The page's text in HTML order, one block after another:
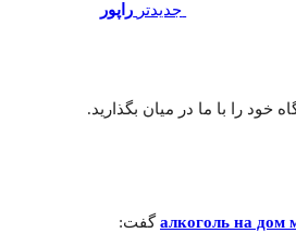
جدیدتر راپور
خود را با ما در میان بگذارید.
алкоголь на дом گفت: